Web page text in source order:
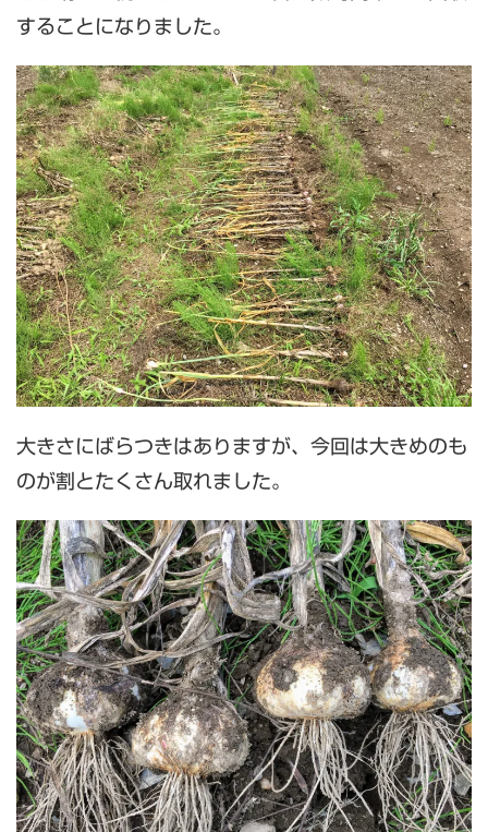
することになりました。
大きさにばらつきはありますが、今回は大きめのも
のが割とたくさん取れました。